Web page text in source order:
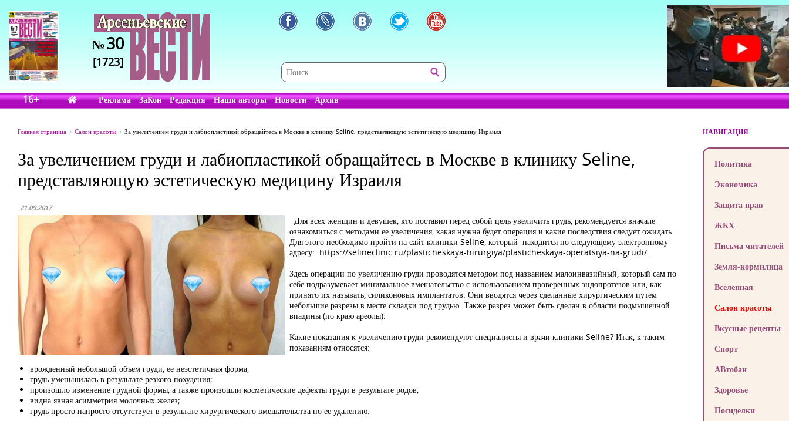
№30
[1723]
16+ Реклама ЗаКон Редакция Наши авторы Новости Архив
Главная страница Салон красоты За увеличением груди и лабиопластикой обращайтесь в Москве в клинику Seline, представляющую эстетическую медицину Израиля
За увеличением груди и лабиопластикой обращайтесь в Москве в клинику Seline,
представляющую эстетическую медицину Израиля
21.09.2017
Для всех женщин и девушек, кто поставил перед собой цель увеличить грудь, рекомендуется вначале
ознакомиться с методами ее увеличения, какая нужна будет операция и какие последствия следует ожидать.
Для этого необходимо пройти на сайт клиники Seline, который находится по следующему электронному
адресу: https://selineclinic.ru/plasticheskaya-hirurgiya/plasticheskaya-operatsiya-na-grudi/.
Здесь операции по увеличению груди проводятся методом под названием малоинвазийный, который сам по
себе подразумевает минимальное вмешательство с использованием проверенных эндопротезов или, как
принято их называть, силиконовых имплантатов. Они вводятся через сделанные хирургическим путем
небольшие разрезы в месте складки под грудью. Также разрез может быть сделан в области подмышечной
впадины (по краю ареолы).
Какие показания к увеличению груди рекомендуют специалисты и врачи клиники Seline? Итак, к таким
показаниям относятся:
врожденный небольшой объем груди, ее неэстетичная форма;
грудь уменьшилась в результате резкого похудения;
произошло изменение грудной формы, а также произошли косметические дефекты груди в результате родов;
видна явная асимметрия молочных желез;
грудь просто напросто отсутствует в результате хирургического вмешательства по ее удалению.
НАВИГАЦИЯ
Политика
Экономика
Защита прав
ЖКХ
Письма читателей
Земля-кормилица
Вселенная
Салон красоты
Вкусные рецепты
Спорт
АВтобан
Здоровье
Посиделки